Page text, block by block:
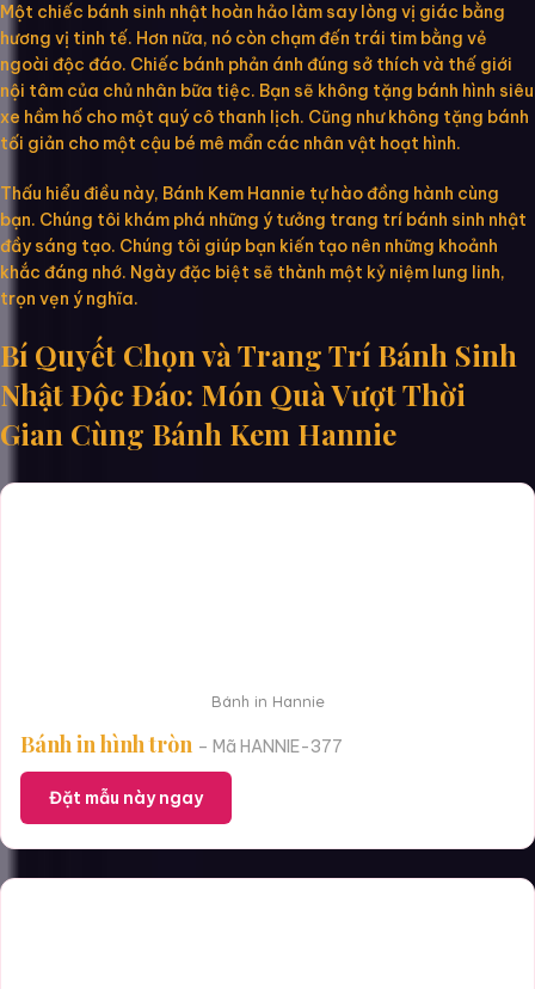
Một chiếc bánh sinh nhật hoàn hảo làm say lòng vị giác bằng
hương vị tinh tế. Hơn nữa, nó còn chạm đến trái tim bằng vẻ
ngoài độc đáo. Chiếc bánh phản ánh đúng sở thích và thế giới
nội tâm của chủ nhân bữa tiệc. Bạn sẽ không tặng bánh hình siêu
xe hầm hố cho một quý cô thanh lịch. Cũng như không tặng bánh
tối giản cho một cậu bé mê mẩn các nhân vật hoạt hình.
Thấu hiểu điều này, Bánh Kem Hannie tự hào đồng hành cùng
bạn. Chúng tôi khám phá những ý tưởng trang trí bánh sinh nhật
đầy sáng tạo. Chúng tôi giúp bạn kiến tạo nên những khoảnh
khắc đáng nhớ. Ngày đặc biệt sẽ thành một kỷ niệm lung linh,
trọn vẹn ý nghĩa.
Bí Quyết Chọn và Trang Trí Bánh Sinh
Nhật Độc Đáo: Món Quà Vượt Thời
Gian Cùng Bánh Kem Hannie
Bánh in Hannie
Bánh in hình tròn – Mã HANNIE-377
Đặt mẫu này ngay